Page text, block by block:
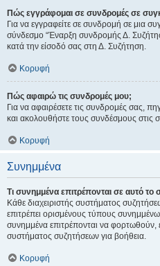
Πώς εγγράφομαι σε συνδρομές σε
Για να εγγραφείτε σε συνδρομή σε μια
σύνδεσμο “Έναρξη συνδρομής Δ.
κατά την είσοδό σας στη Δ. Συζήτηση.
Κορυφή
Πώς αφαιρώ τις συνδρομές μου;
Για να αφαιρέσετε τις συνδρομές σας,
και ακολουθήστε τους συνδέσμους στις
Κορυφή
Συνημμένα
Τι συνημμένα επιτρέπονται σε αυτό
Κάθε διαχειριστής συστήματος
επιτρέπει ορισμένους τύπους
συνημμένα επιτρέπονται να φορτωθούν,
συστήματος συζητήσεων για βοήθεια.
Κορυφή